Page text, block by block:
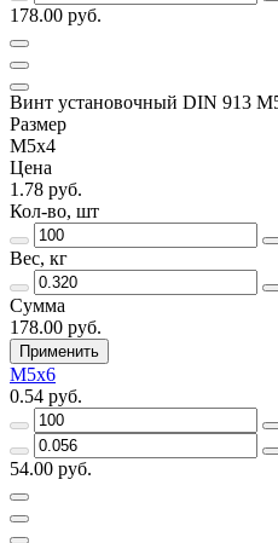
178.00 руб.
Винт установочный DIN 913
Размер
М5х4
Цена
1.78 руб.
Кол-во, шт
Вес, кг
Сумма
178.00 руб.
Применить
М5х6
0.54 руб.
54.00 руб.